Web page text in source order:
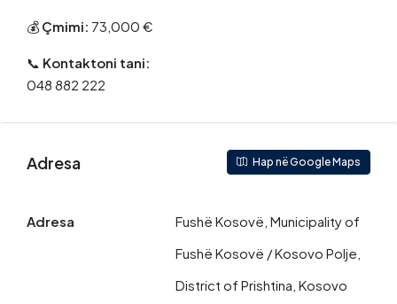
💰 Çmimi: 73,000 €
📞 Kontaktoni tani:
048 882 222
Adresa Hap në Google Maps
Adresa
Fushë Kosovë, Municipality of
Fushë Kosovë / Kosovo Polje,
District of Prishtina, Kosovo